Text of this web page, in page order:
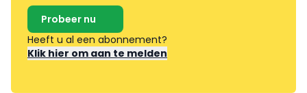
Probeer nu
Heeft u al een abonnement?
Klik hier om aan te melden